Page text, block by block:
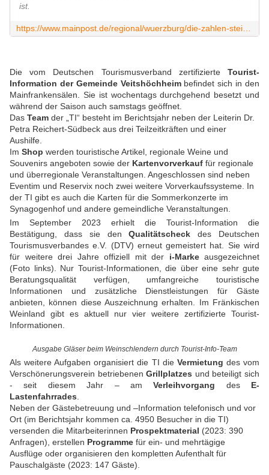
ist.
Die vom Deutschen Tourismusverband zertifizierte Tourist-
Information der Gemeinde Veitshöchheimbefindet sich in den
Mainfrankensälen. Sie ist wochentags durchgehend besetzt und
während der Saison auch samstags geöffnet.
Das Team der „TI“ besteht im Berichtsjahr neben der Leiterin Dr.
Petra Reichert-Südbeck aus drei Teilzeitkräften und einer
Aushilfe.
Im Shop werden touristische Artikel, regionale Weine und
Souvenirs angeboten sowie der Kartenvorverkauf für regionale
und überregionale Veranstaltungen. Angeschlossen sind neben
Eventim und Reservix noch zwei weitere Vorverkaufssysteme. In
der TI gibt es auch die Karten für die Sommerkonzerte im
Synagogenhof und andere gemeindliche Veranstaltungen.
Im September 2023 erhielt die Tourist-Information die
Bestätigung, dass sie denQualitätscheckdes Deutschen
Tourismusverbandes e.V. (DTV) erneut gemeistert hat. Sie wird
für weitere drei Jahre offiziell mit der i-Markeausgezeichnet
(Foto links). Nur Tourist-Informationen, die über eine sehr gute
Beratungsqualität verfügen, umfangreiche touristische
Informationen und zusätzliche Dienstleistungen für Gäste
anbieten, können diese Auszeichnung erhalten. Im Fränkischen
Weinland gibt es aktuell nur vier weitere zertifizierte Tourist-
Informationen.
Ausgabe Gläser beim Weinschlendern durch Tourist-Info-Team
Als weitere Aufgaben organisiert die TI die Vermietung des vom
Verschönerungsverein betriebenenGrillplatzes und beteiligt sich
- seit diesem Jahr – amVerleihvorgang des E-
Lastenfahrrades
Neben der Gästebetreuung und –Information telefonisch und vor
Ort (im Berichtsjahr kommen ca. 4950 Besucher in die TI)
versenden die Mitarbeiterinnen Prospektmaterial (2023: 390
Anfragen), erstellen Programme für ein- und mehrtägige
Ausflüge oder organisieren den kompletten Aufenthalt für
Pauschalgäste (2023: 147 Gäste).